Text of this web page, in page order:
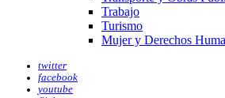
Trabajo
Turismo
Mujer y Derechos
twitter
facebook
youtube